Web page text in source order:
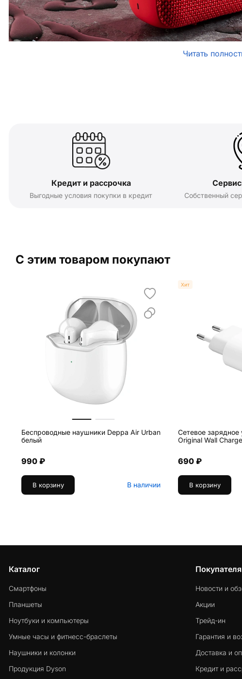
Читать
Кредит и рассрочка
Выгодные условия покупки в кредит Собственный
С этим товаром покупают
Беспроводные наушники Deppa Air Urban
белый
990 ₽
В корзину В наличии
Хит
Сетевое зарядное
Original Wall
690 ₽
В корзину
Каталог
Смартфоны
Планшеты
Ноутбуки и компьютеры
Умные часы и фитнесс-браслеты
Наушники и колонки
Продукция Dyson
Новости и
Акции
Трейд-ин
Гарантия и
Доставка и
Кредит и